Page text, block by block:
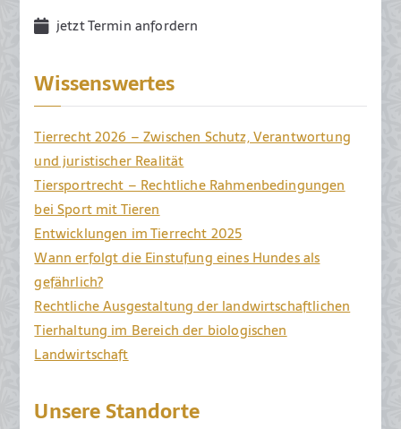
jetzt Termin anfordern
Wissenswertes
Tierrecht 2026 – Zwischen Schutz, Verantwortung
und juristischer Realität
Tiersportrecht – Rechtliche Rahmenbedingungen
bei Sport mit Tieren
Entwicklungen im Tierrecht 2025
Wann erfolgt die Einstufung eines Hundes als
gefährlich?
Rechtliche Ausgestaltung der landwirtschaftlichen
Tierhaltung im Bereich der biologischen
Landwirtschaft
Unsere Standorte